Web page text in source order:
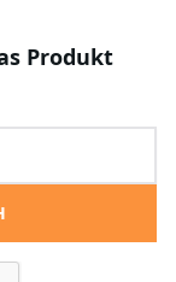
Produkt